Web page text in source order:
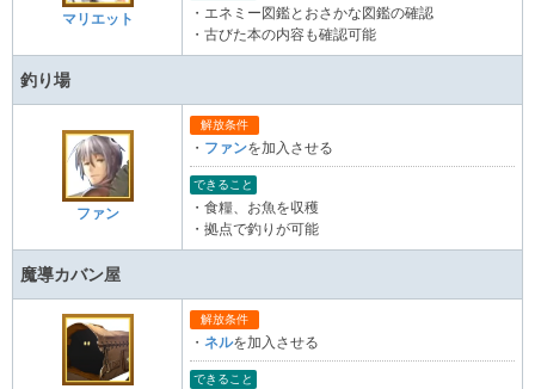
マリエット
・エネミー図鑑とおさかな図鑑の確認
・古びた本の内容も確認可能
釣り場
ファン
解放条件
・ ファンを加入させる
できること
・食糧、お魚を収穫
・拠点で釣りが可能
魔導カバン屋
解放条件
・ ネルを加入させる
できること